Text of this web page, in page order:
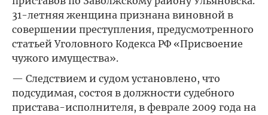
31-летняя женщина признана виновной в
совершении преступления, предусмотренного
статьей Уголовного Кодекса РФ «Присвоение
чужого имущества».
— Следствием и судом установлено, что
подсудимая, состоя в должности судебного
пристава-исполнителя, в феврале 2009 года на